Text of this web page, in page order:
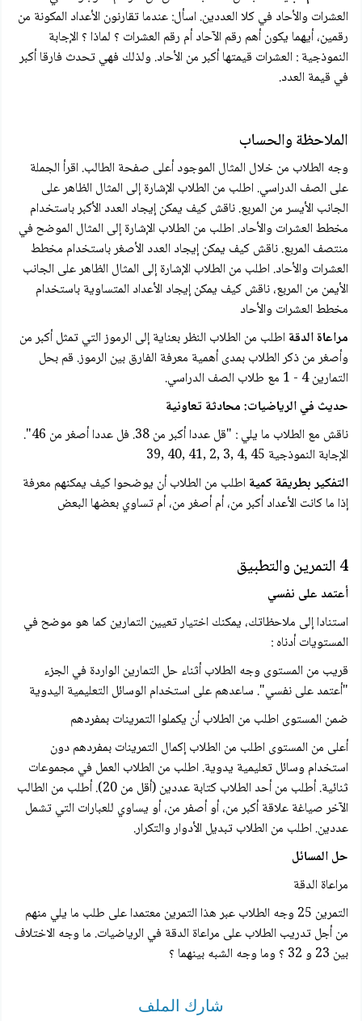
العشرات والأحاد في كلا العددين. اسأل: عندما تقارنون الأعداد المكونة من
رقمين، أيهما يكون أهم رقم الآحاد أم رقم العشرات ؟ لماذا ؟ الإجابة
النموذجية : العشرات قيمتها أكبر من الأحاد. ولذلك فهي تحدث فارقا أكبر
في قيمة العدد.
الملاحظة والحساب
وجه الطلاب من خلال المثال الموجود أعلى صفحة الطالب. اقرأ الجملة
على الصف الدراسي. اطلب من الطلاب الإشارة إلى المثال الظاهر على
الجانب الأيسر من المربع. ناقش كيف يمكن إيجاد العدد الأكبر باستخدام
مخطط العشرات والأحاد. اطلب من الطلاب الإشارة إلى المثال الموضح في
منتصف المربع. ناقش كيف يمكن إيجاد العدد الأصغر باستخدام مخطط
العشرات والأحاد. اطلب من الطلاب الإشارة إلى المثال الظاهر على الجانب
الأيمن من المربع، ناقش كيف يمكن إيجاد الأعداد المتساوية باستخدام
مخطط العشرات والأحاد
مراعاة الدقة اطلب من الطلاب النظر بعناية إلى الرموز التي تمثل أكبر من
وأصغر من ذكر الطلاب بمدى أهمية معرفة الفارق بين الرموز. قم بحل
التمارين 4 - 1 مع طلاب الصف الدراسي.
حديث في الرياضيات: محادثة تعاونية
ناقش مع الطلاب ما يلي : "قل عددا أكبر من 38. فل عددا أصغر من 46".
الإجابة النموذجية 45 ,4 ,3 ,2 ,41 ,40 ,39
التفكير بطريقة كمية اطلب من الطلاب أن يوضحوا كيف يمكنهم معرفة
إذا ما كانت الأعداد أكبر من، أم أصغر من، أم تساوي بعضها البعض
4 التمرين والتطبيق
أعتمد على نفسي
استنادا إلى ملاحظاتك، يمكنك اختيار تعيين التمارين كما هو موضح في
المستويات أدناه :
قريب من المستوى وجه الطلاب أثناء حل التمارين الواردة في الجزء
"أعتمد على نفسي". ساعدهم على استخدام الوسائل التعليمية اليدوية
ضمن المستوى اطلب من الطلاب أن يكملوا التمرينات بمفردهم
أعلى من المستوى اطلب من الطلاب إكمال التمرينات بمفردهم دون
استخدام وسائل تعليمية يدوية. اطلب من الطلاب العمل في مجموعات
ثنائية. أطلب من أحد الطلاب كتابة عددين (أقل من 20). أطلب من الطالب
الآخر صياغة علاقة أكبر من، أو أصفر من، أو يساوي للعبارات التي تشمل
عددين. اطلب من الطلاب تبديل الأدوار والتكرار.
حل المسائل
مراعاة الدقة
التمرين 25 وجه الطلاب عبر هذا التمرين معتمدا على طلب ما يلي منهم
من أجل تدريب الطلاب على مراعاة الدقة في الرياضيات. ما وجه الاختلاف
بين 23 و 32 ؟ وما وجه الشبه بينهما ؟
شارك الملف